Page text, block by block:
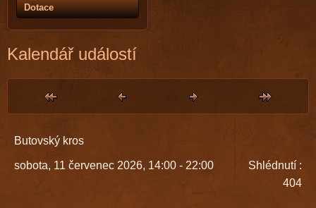
Dotace
Kalendář událostí
Butovský kros
sobota, 11 červenec 2026, 14:00 - 22:00 Shlédnutí:
404